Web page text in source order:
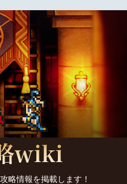
略情報を掲載します！